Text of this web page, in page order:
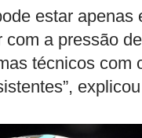
estar apenas
a pressão
técnicos com